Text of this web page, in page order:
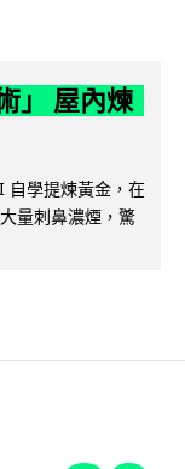
」 屋內煉
自學提煉黃金，在
量刺鼻濃煙，驚